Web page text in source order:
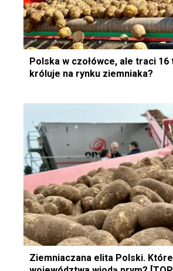
Polska w czołówce, ale traci 16
króluje na rynku ziemniaka?
Ziemniaczana elita Polski. Które